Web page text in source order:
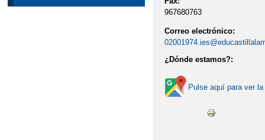
967680763
Correo electrónico:
¿Dónde estamos?:
Pulse aquí para ver